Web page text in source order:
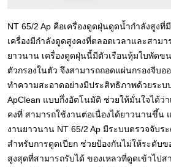
NT 65/2 Ap คือเครื่องดูดฝุ่นดูดน้ำกำลังสูงที่
เครื่องมีกำลังดูดสูงคงที่ตลอดเวลาและสามา
ยาวนาน เครื่องดูดฝุ่นนี้มีตัวเรือนหุ้มใบพัดข
ตัวกรองในตัว จึงสามารถถอดแผ่นกรองจีบ
ทำความสะอาดอย่างมีประสิทธิภาพด้วยระบ
ApClean แบบกึ่งอัตโนมัติ ช่วยให้มั่นใจได้ว่า
คงที่ สามารถใช้งานต่อเนื่องได้ยาวนานขึ้น
งานยาวนาน NT 65/2 Ap มีระบบตรวจจับร
สำหรับการดูดเปียก ช่วยป้องกันไม่ให้ระดับข
สูงสุดที่สามารถรับได้ ของเหลวที่ดูดเข้าไปส